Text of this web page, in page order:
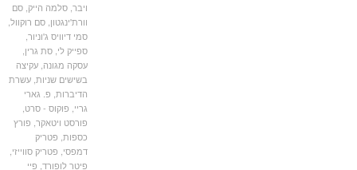
,סלמה הייק ,סם
וורת'ינגטון,סם רוקוול,
סמי דיוויס ג'וניור,
ספייק לי,סת גרין
עסקה מגונה,עקיצה
בשישים שניות,עשרת
הדיברות,פ. גארי
,פוקוס - סרט,
פורסט ויטאקר,פורץ
כספות,פטריק
דמפסי,פטריק סווייזי,
פיטר לופורד,פיי